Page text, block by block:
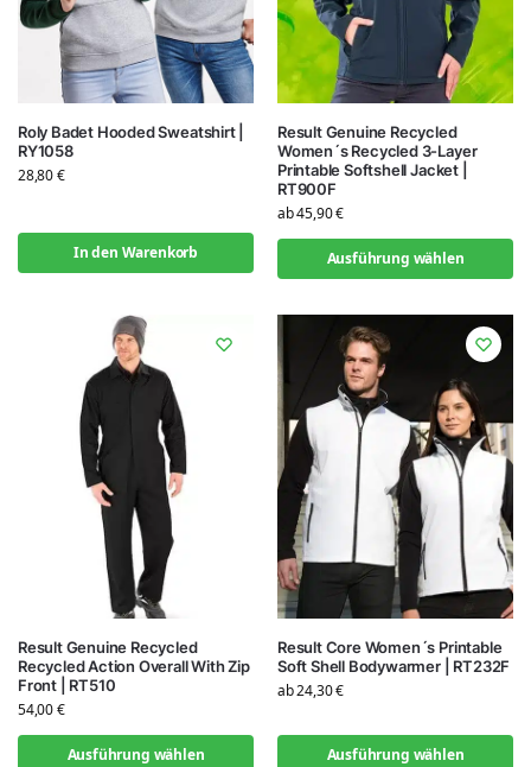
Roly Badet Hooded Sweatshirt |
RY1058
28,80€
In den Warenkorb
Result Genuine Recycled
Women´s Recycled 3-Layer
Printable Softshell Jacket |
RT900F
ab45,90€
Ausführung wählen
Result Genuine Recycled
Recycled Action Overall With Zip
Front | RT510
54,00€
Ausführung wählen
Result Core Women´s Printable
Soft Shell Bodywarmer | RT232F
ab24,30€
Ausführung wählen